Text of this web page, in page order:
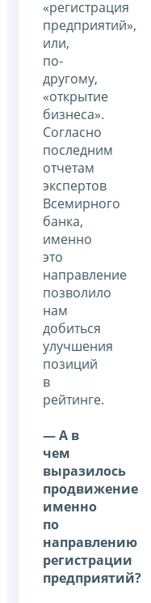
«регистрация
предприятий»,
или,
по-
другому,
«открытие
бизнеса».
Согласно
последним
отчетам
экспертов
Всемирного
банка,
именно
это
направление
позволило
нам
добиться
улучшения
позиций
в
рейтинге.
— А в
чем
выразилось
продвижение
именно
по
направлению
регистрации
предприятий?